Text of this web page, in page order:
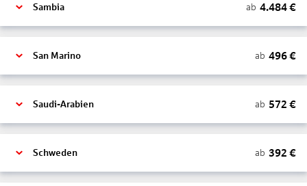
Sambia ab 4.484€
San Marino ab 496€
Saudi-Arabien ab 572 €
Schweden ab 392 €